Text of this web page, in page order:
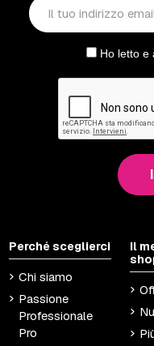
Ho letto e
Perché sceglierci
Chi siamo
Passione
Professionale
Pro
Il